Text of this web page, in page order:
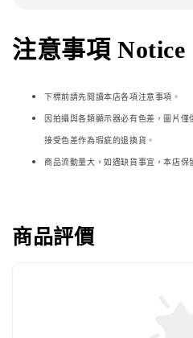
注意事項 Notice
下標前請先閱讀本店各項注意事項。
因拍攝與各類顯示器必有色差，圖片僅
接受色差作為瑕疵的退換貨。
商品流動量大，如遇缺貨事宜，本店保
商品評價